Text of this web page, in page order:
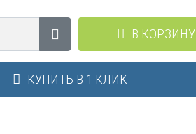
В КОРЗИНУ
КУПИТЬ В 1 КЛИК